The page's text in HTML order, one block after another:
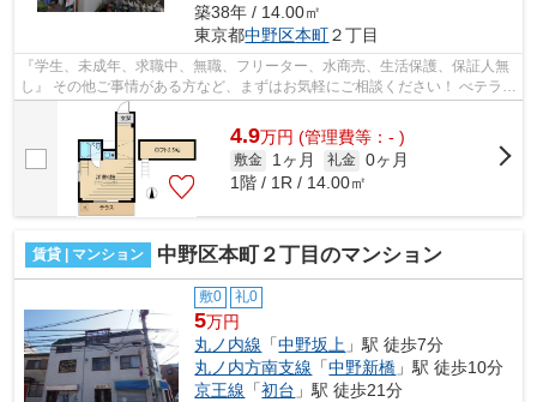
築38年 / 14.00㎡
東京都中野区本町２丁目
『学生、未成年、求職中、無職、フリーター、水商売、生活保護、保証人無
し』 その他ご事情がある方など、まずはお気軽にご相談ください！ べテラン
スタッフが対応致しますのでご希望...
4.9万円 (管理費等：- )
敷金 1ヶ月 礼金 0ヶ月
1階 / 1R / 14.00㎡
賃貸 | マンション 中野区本町２丁目のマンション
敷0 礼0
5万円
丸ノ内線 「中野坂上 」駅 徒歩7分
丸ノ内方南支線 「中野新橋 」駅 徒歩10分
京王線 「初台 」駅 徒歩21分